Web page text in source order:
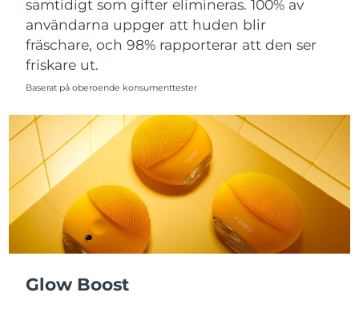
samtidigt som gifter elimineras. 100% av
användarna uppger att huden blir
fräschare, och 98% rapporterar att den ser
friskare ut.
Baserat på oberoende konsumenttester
Glow Boost
Filippinerna Förväntad leverans
Polen
Portugal
Puerto Rico Förväntad leverans10/08/2026
Qatar
Förväntad leverans
09/08/2026
Réunion Förväntad leverans 13/08/2026
Rumänien